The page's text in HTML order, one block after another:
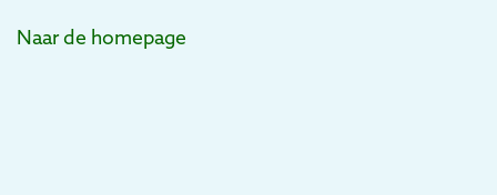
Naar de homepage